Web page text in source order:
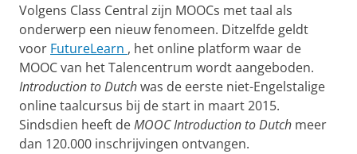
Volgens Class Central zijn MOOCs met taal als
onderwerp een nieuw fenomeen. Ditzelfde geldt
voor FutureLearn , het online platform waar de
MOOC van het Talencentrum wordt aangeboden.
Introduction to Dutchwas de eerste niet-Engelstalige
online taalcursus bij de start in maart 2015.
Sindsdien heeft deMOOC Introduction to Dutch meer
dan 120.000 inschrijvingen ontvangen.